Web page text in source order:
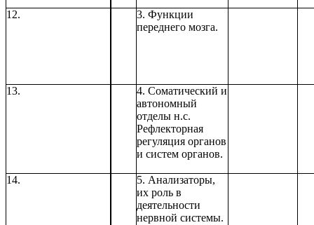
12.
3. Функции
переднего мозга.
13.
4. Соматический и
автономный
отделы н.с.
Рефлекторная
регуляция органов
и систем органов.
14.
5. Анализаторы,
их роль в
деятельности
нервной системы.